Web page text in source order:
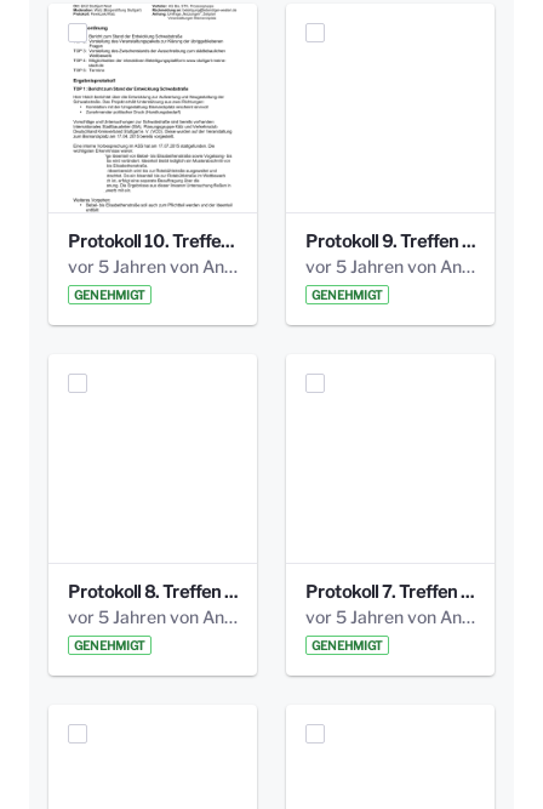
Protokoll 10. Treffen 20150720 AG Bismarckplatz.pdf
vor 5 Jahren von Anni Schlumberger
GENEHMIGT
Protokoll 9. Treffen 20150528 AG Bismarckplatz.pdf
vor 5 Jahren von Anni Schlumberger
GENEHMIGT
Protokoll 8. Treffen 20150330 AG Bismarckplatz.pdf
vor 5 Jahren von Anni Schlumberger
GENEHMIGT
Protokoll 7. Treffen 20150308 AG Bismarckplatz.pdf
vor 5 Jahren von Anni Schlumberger
GENEHMIGT